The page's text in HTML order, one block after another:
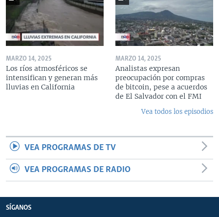
MARZO 14, 2025
Los ríos atmosféricos se
intensifican y generan más
lluvias en California
MARZO 14, 2025
Analistas expresan
preocupación por compras
de bitcoin, pese a acuerdos
de El Salvador con el FMI
Vea todos los episodios
VEA PROGRAMAS DE TV
VEA PROGRAMAS DE RADIO
SÍGANOS